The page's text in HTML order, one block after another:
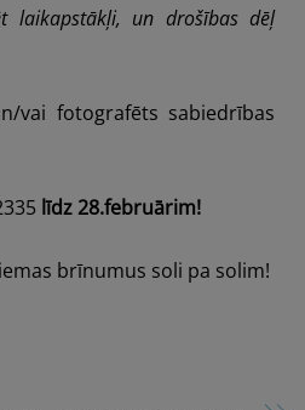
laikapstākļi, un drošības dēļ
vai fotografēts sabiedrības
līdz 28.februārim!
brīnumus soli pa solim!